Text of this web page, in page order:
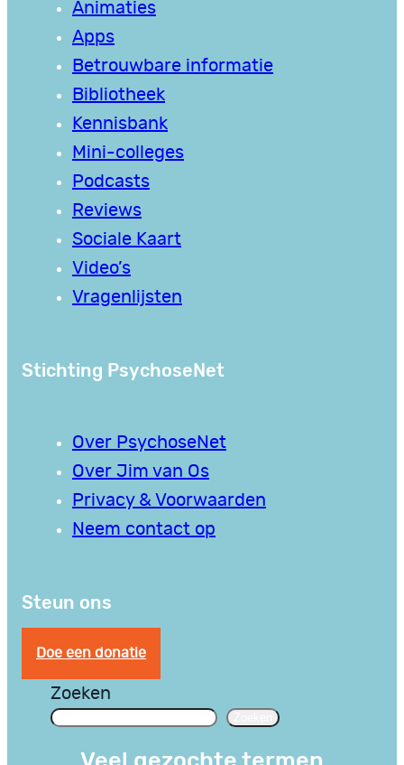
Animaties
Apps
Betrouwbare informatie
Bibliotheek
Kennisbank
Mini-colleges
Podcasts
Reviews
Sociale Kaart
Video’s
Vragenlijsten
Stichting PsychoseNet
Over PsychoseNet
Over Jim van Os
Privacy & Voorwaarden
Neem contact op
Steun ons
Doe een donatie
Zoeken